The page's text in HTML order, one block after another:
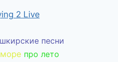
2 Live
песни
про лето